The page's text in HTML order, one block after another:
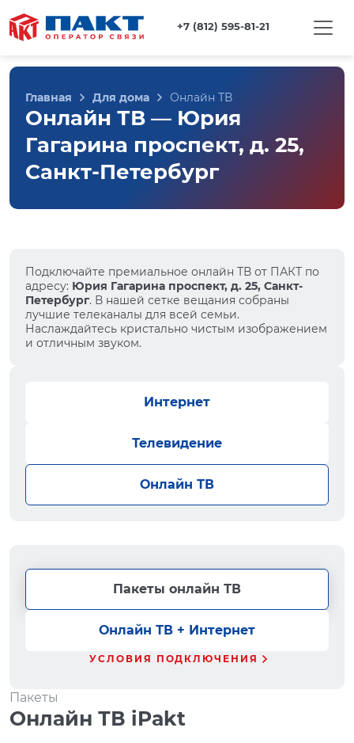
+7 (812) 595-81-21
Главная Для дома Онлайн ТВ
Онлайн ТВ — Юрия
Гагарина проспект, д. 25,
Санкт-Петербург
Подключайте премиальное онлайн ТВ от ПАКТ по
адресу: Юрия Гагарина проспект, д. 25, Санкт-
Петербург. В нашей сетке вещания собраны
лучшие телеканалы для всей семьи.
Наслаждайтесь кристально чистым изображением
и отличным звуком.
Интернет
Телевидение
Онлайн ТВ
Пакеты онлайн ТВ
Онлайн ТВ + Интернет
УСЛОВИЯ ПОДКЛЮЧЕНИЯ
Пакеты
Онлайн ТВ iPakt